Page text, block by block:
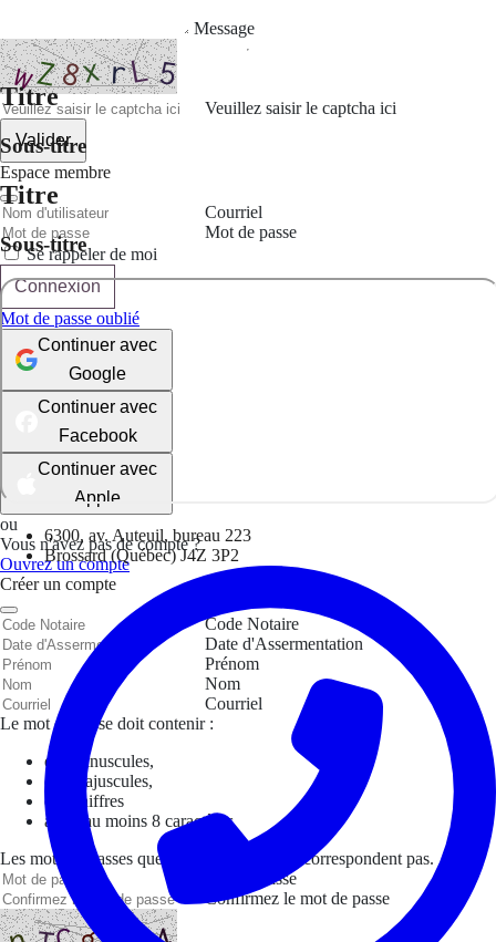
Titre
Sous-titre
Titre
Sous-titre
6300, av. Auteuil, bureau 223
Brossard (Québec) J4Z 3P2
Message
Veuillez saisir le captcha ici
Valider
Espace membre
Courriel
Mot de passe
Se rappeler de moi
Connexion
Mot de passe oublié
Continuer avec
Google
Continuer avec
Facebook
Continuer avec
Apple
ou
Vous n'avez pas de compte ?
Ouvrez un compte
Créer un compte
Code Notaire
Date d'Assermentation
Prénom
Nom
Courriel
Le mot de passe doit contenir :
des minuscules,
des majuscules,
des chiffres
avoir au moins 8 caractères
Les mots de passes que vous avez saisis ne correspondent pas.
Mot de passe
Confirmez le mot de passe